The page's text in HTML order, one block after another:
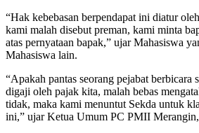
“Hak kebebasan berpendapat ini diatur
kami malah disebut preman, kami minta
atas pernyataan bapak,” ujar Mahasiswa
Mahasiswa lain.
“Apakah pantas seorang pejabat berbicara
digaji oleh pajak kita, malah bebas
tidak, maka kami menuntut Sekda untuk
ini,” ujar Ketua Umum PC PMII